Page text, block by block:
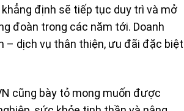
định sẽ tiếp tục duy trì và mở
đoàn trong các năm tới. Doanh
– dịch vụ thân thiện, ưu đãi đặc biệt
cũng bày tỏ mong muốn được